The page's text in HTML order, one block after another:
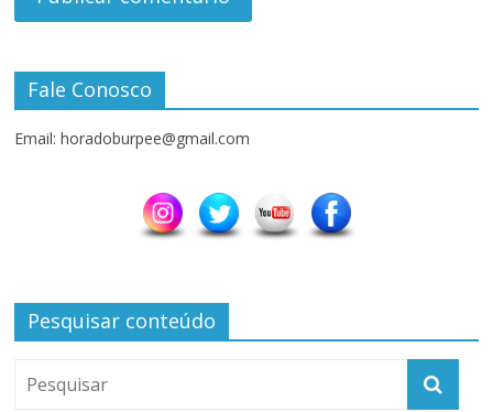
Fale Conosco
Email: horadoburpee@gmail.com
Pesquisar conteúdo